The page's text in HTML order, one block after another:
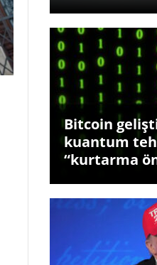
Bitcoin
kuantum
“kurtarma